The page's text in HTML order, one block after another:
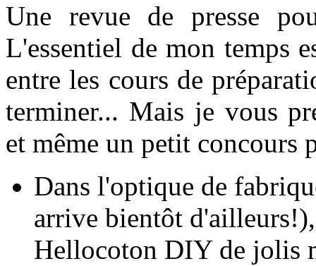
Une revue de presse
L'essentiel de mon temps
entre les cours de
terminer... Mais je vous
et même un petit concours
Dans l'optique de
arrive bientôt
Hellocoton DIY de jolis